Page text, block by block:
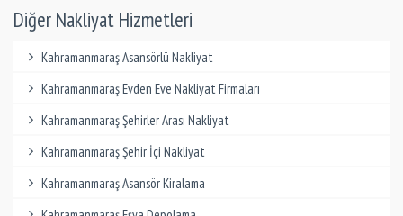
Diğer Nakliyat Hizmetleri
Kahramanmaraş Asansörlü Nakliyat
Kahramanmaraş Evden Eve Nakliyat Firmaları
Kahramanmaraş Şehirler Arası Nakliyat
Kahramanmaraş Şehir İçi Nakliyat
Kahramanmaraş Asansör Kiralama